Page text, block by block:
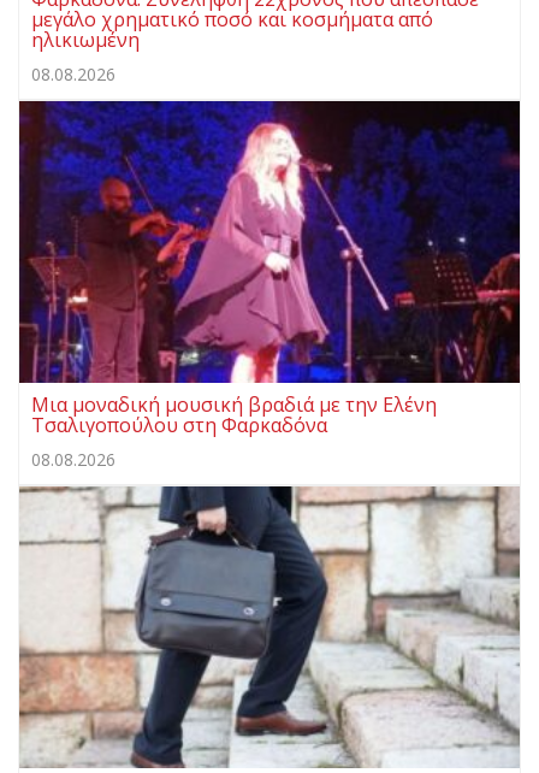
μεγάλο χρηματικό ποσό και κοσμήματα από
ηλικιωμένη
08.08.2026
Μια μοναδική μουσική βραδιά με την Ελένη
Τσαλιγοπούλου στη Φαρκαδόνα
08.08.2026